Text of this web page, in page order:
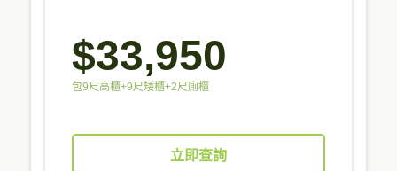
$33,950
包9尺高櫃+9尺矮櫃+2尺廁櫃
立即查詢